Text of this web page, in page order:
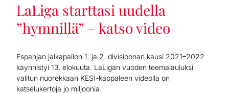
LaLiga starttasi uudella
”hymnillä” – katso video
Espanjan jalkapallon 1. ja 2. divisioonan kausi 2021–2022
käynnistyi 13. elokuuta. LaLigan vuoden teemalauluksi
valitun nuorekkaan KESI-kappaleen videolla on
katselukertoja jo miljoonia.